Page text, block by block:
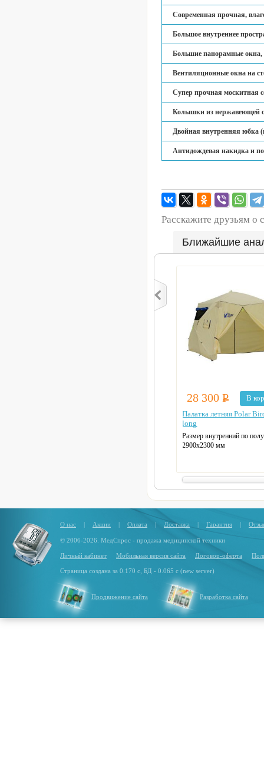
Современная прочная,
Большое внутреннее
Большие панорамные окна,
Вентиляционные окна на
Супер прочная москитная
Колышки из нержавеющей
Двойная внутренняя юбка
Антидождевая накидка и
Расскажите друзьям о
Ближайшие
28 300Р
В
Палатка летняя Polar
long
Размер внутренний по
2900х2300 мм
Вес:14,9 кг кг
О нас | Акции | Оплата | Доставка | Гарантия |
© 2006-2026. МедСпрос - продажа медицинской техники
Личный кабинет Мобильная версия сайта Договор-оферта
Страница создана за 0.170 с, БД - 0.065 с (new server)
Продвижение сайта Разработка сайта